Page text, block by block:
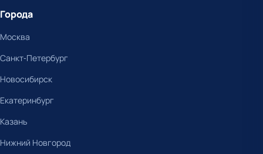
Города
Москва
Санкт-Петербург
Новосибирск
Екатеринбург
Казань
Нижний Новгород